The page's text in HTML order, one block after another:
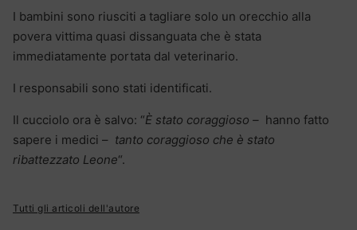
I bambini sono riusciti a tagliare solo un orecchio alla
povera vittima quasi dissanguata che è stata
immediatamente portata dal veterinario.
I responsabili sono stati identificati.
Il cucciolo ora è salvo: “È stato coraggioso – hanno fatto
sapere i medici – tanto coraggioso che è stato
ribattezzato Leone“.
Tutti gli articoli dell'autore